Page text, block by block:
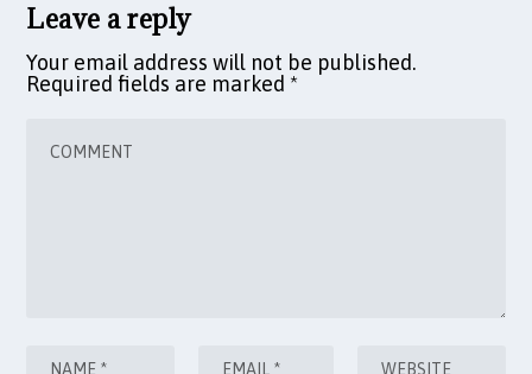
Leave a reply
Your email address will not be published.
Required fields are marked *